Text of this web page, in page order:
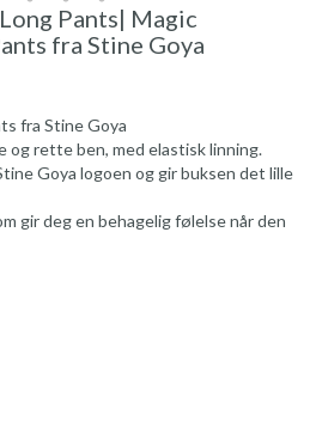
Pants| Magic
fra Stine Goya
fra Stine Goya
og rette ben, med elastisk linning.
Goya logoen og gir buksen det lille
gir deg en behagelig følelse når den